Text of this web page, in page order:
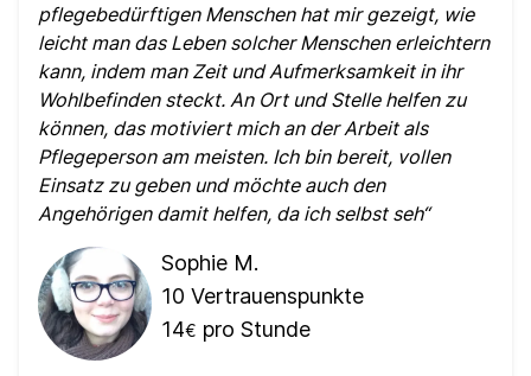
pflegebedürftigen Menschen hat mir gezeigt, wie
leicht man das Leben solcher Menschen erleichtern
kann, indem man Zeit und Aufmerksamkeit in ihr
Wohlbefinden steckt. An Ort und Stelle helfen zu
können, das motiviert mich an der Arbeit als
Pflegeperson am meisten. Ich bin bereit, vollen
Einsatz zu geben und möchte auch den
Angehörigen damit helfen, da ich selbst seh
Sophie M.
10 Vertrauenspunkte
14€ pro Stunde